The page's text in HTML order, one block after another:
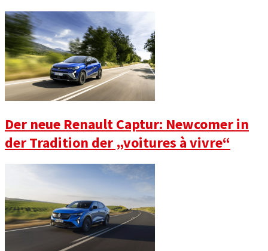
Der neue Renault Captur: Newcomer in
der Tradition der „voitures à vivre“